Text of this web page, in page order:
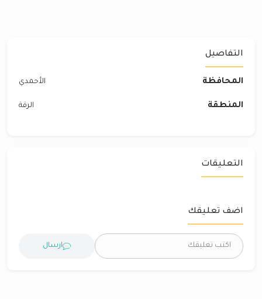
التفاصيل
المحافظة الأحمدي
المنطقة الرقة
التعليقات
اضف تعليقك
ارسال